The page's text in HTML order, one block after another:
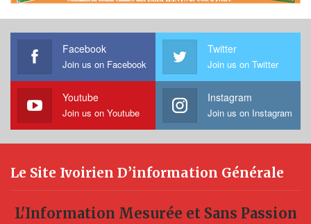
Facebook
Join us on Facebook
Twitter
Join us on Twitter
Youtube
Join us on Youtube
Instagram
Join us on Instagram
Le Site Ivoirien D’information Générale
L'Information Mesurée et Sans Passion